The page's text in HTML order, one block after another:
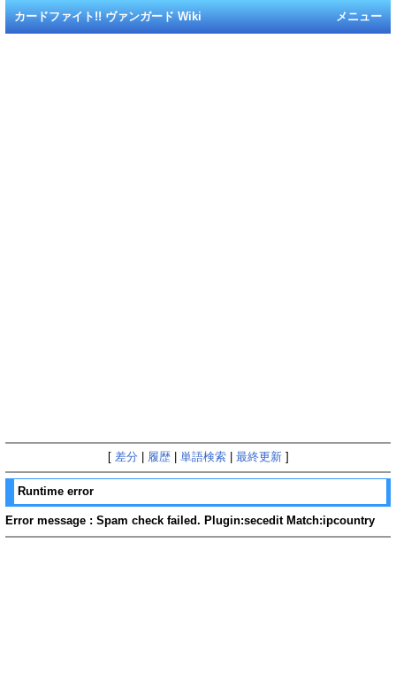
メニュー
カードファイト!! ヴァンガード Wiki
[ 差分 履歴| 単語検索| 最終更新]
Runtime error
Error message : Spam check failed. Plugin:secedit Match:ipcountry